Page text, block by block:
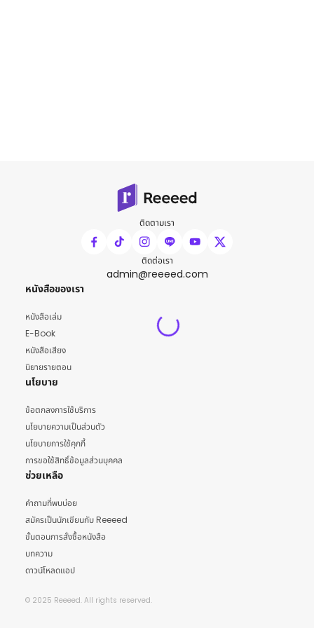
ติดตามเรา
ติดต่อเรา
admin@reeeed.com
หนังสือของเรา
หนังสือเล่ม
E-Book
หนังสือเสียง
นิยายรายตอน
นโยบาย
ข้อตกลงการใช้บริการ
นโยบายความเป็นส่วนตัว
นโยบายการใช้คุกกี้
การขอใช้สิทธิ์ข้อมูลส่วนบุคคล
ช่วยเหลือ
คำถามที่พบบ่อย
สมัครเป็นนักเขียนกับ Reeeed
ขั้นตอนการสั่งซื้อหนังสือ
บทความ
ดาวน์โหลดแอป
© 2025 Reeeed. All rights reserved.